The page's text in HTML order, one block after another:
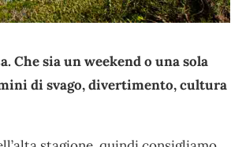
Che sia un weekend o una sola
di svago, divertimento, cultura